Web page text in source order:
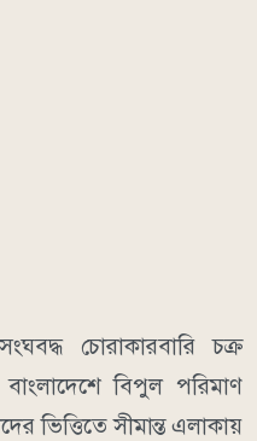
চোরাকারবারি চক্র
বিপুল পরিমাণ
ভিত্তিতে সীমান্ত এলাকায়